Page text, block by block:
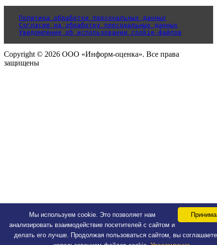
Политика обработки персональных данных
Согласие на обработку персональных данных
Уведомление об использовании cookie-файлов
Copyright © 2026 ООО «Информ-оценка». Все права
защищены
Мы используем cookie. Это позволяет нам
анализировать взаимодействие посетителей с сайтом и
делать его лучше. Продолжая пользоваться сайтом, вы